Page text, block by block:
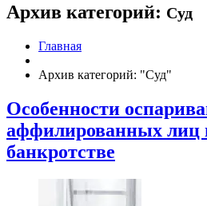
Архив категорий: Суд
Главная
Архив категорий: "Суд"
Особенности
аффилированных лиц
банкротстве